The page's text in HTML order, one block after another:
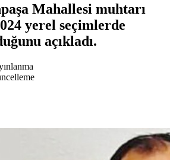
Mahallesi muhtarı
yerel seçimlerde
açıkladı.